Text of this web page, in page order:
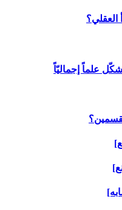
العقلي؟
علماً إجماليّاً